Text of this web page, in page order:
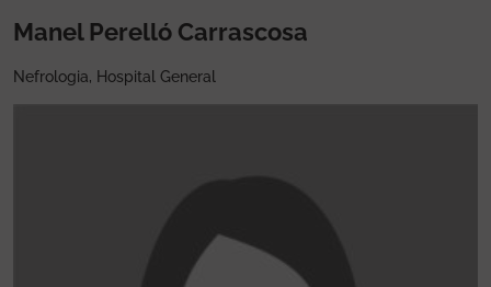
Manel Perelló Carrascosa
Nefrologia, Hospital General